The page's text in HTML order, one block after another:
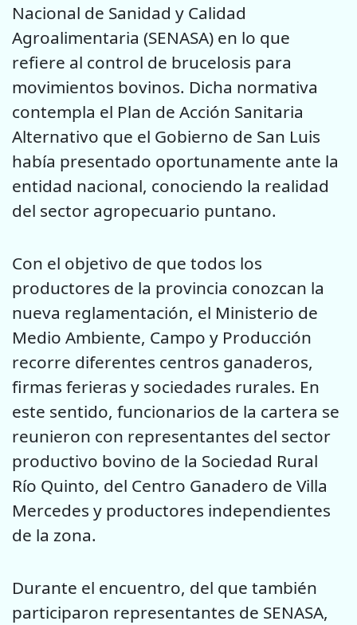
Nacional de Sanidad y Calidad
Agroalimentaria (SENASA) en lo que
refiere al control de brucelosis para
movimientos bovinos. Dicha normativa
contempla el Plan de Acción Sanitaria
Alternativo que el Gobierno de San Luis
había presentado oportunamente ante la
entidad nacional, conociendo la realidad
del sector agropecuario puntano.
Con el objetivo de que todos los
productores de la provincia conozcan la
nueva reglamentación, el Ministerio de
Medio Ambiente, Campo y Producción
recorre diferentes centros ganaderos,
firmas ferieras y sociedades rurales. En
este sentido, funcionarios de la cartera se
reunieron con representantes del sector
productivo bovino de la Sociedad Rural
Río Quinto, del Centro Ganadero de Villa
Mercedes y productores independientes
de la zona.
Durante el encuentro, del que también
participaron representantes de SENASA,